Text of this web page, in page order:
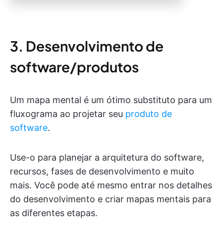
3. Desenvolvimento de
software/produtos
Um mapa mental é um ótimo substituto para um
fluxograma ao projetar seu produto de
software.
Use-o para planejar a arquitetura do software,
recursos, fases de desenvolvimento e muito
mais. Você pode até mesmo entrar nos detalhes
do desenvolvimento e criar mapas mentais para
as diferentes etapas.